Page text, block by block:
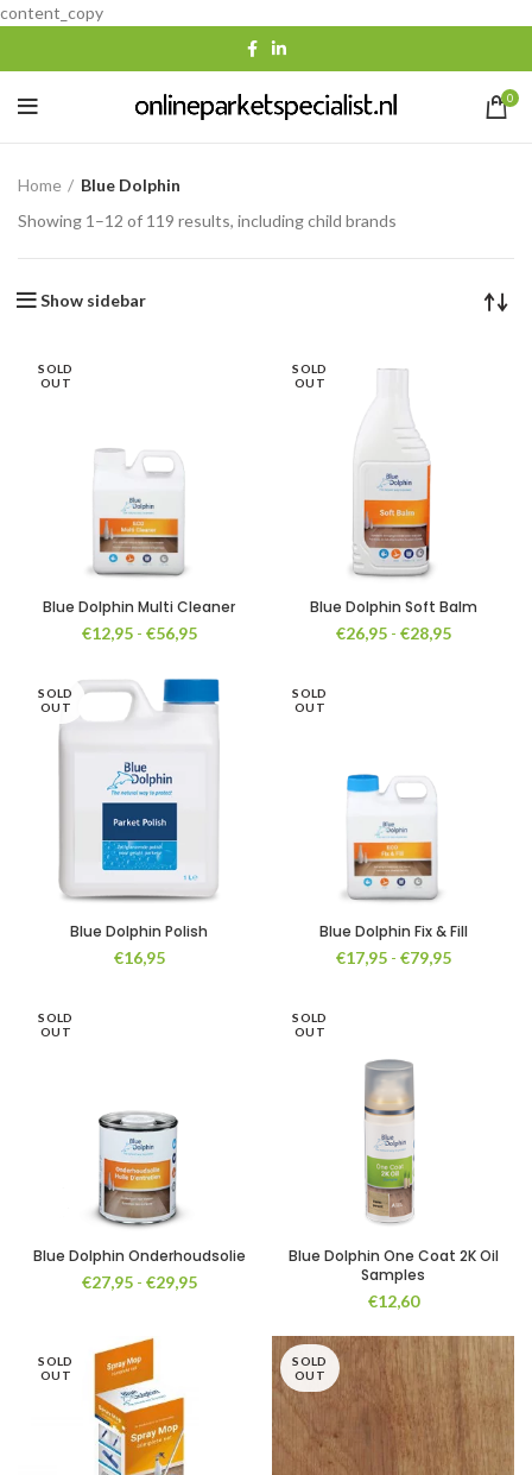
content_copy
0
Home
Blue Dolphin
Showing 1–12 of 119 results, including child brands
Show sidebar
SOLD
OUT
Blue Dolphin Multi Cleaner
€12,95 - €56,95Prijsklasse:
tot
€56,95
SOLD
OUT
Blue Dolphin Soft Balm
€26,95 - €28,95Prijsklasse:
SOLD
OUT
Blue Dolphin Polish
€16,95
SOLD
OUT
Blue Dolphin Fix & Fill
€17,95 - €79,95Prijsklasse:
SOLD
OUT
Blue Dolphin Onderhoudsolie
€27,95 - €29,95Prijsklasse:
SOLD
OUT
Blue Dolphin One Coat 2K Oil
Samples
€12,60
SOLD
OUT
SOLD
OUT